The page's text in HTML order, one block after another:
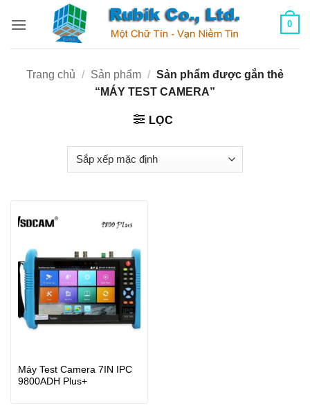
qua
0
Trang chủ / Sản phẩm / Sản phẩm được gắn thẻ
“MÁY TEST CAMERA”
LỌC
Máy Test Camera 7IN IPC
9800ADH Plus+